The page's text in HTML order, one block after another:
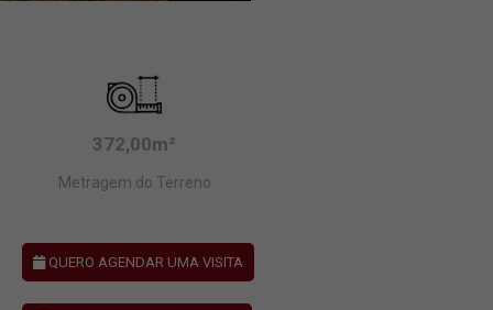
372,00m²
Metragem do Terreno
QUERO AGENDAR UMA VISITA